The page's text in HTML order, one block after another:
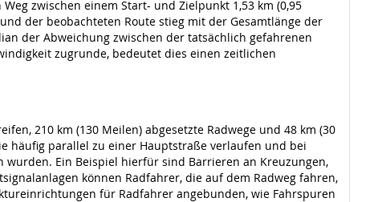
zwischen einem Start- und Zielpunkt 1,53 km (0,95
der beobachteten Route stieg mit der Gesamtlänge der
der Abweichung zwischen der tatsächlich gefahrenen
zugrunde, bedeutet dies einen zeitlichen
210 km (130 Meilen) abgesetzte Radwege und 48 km (30
häufig parallel zu einer Hauptstraße verlaufen und bei
Ein Beispiel hierfür sind Barrieren an Kreuzungen,
können Radfahrer, die auf dem Radweg fahren,
für Radfahrer angebunden, wie Fahrspuren